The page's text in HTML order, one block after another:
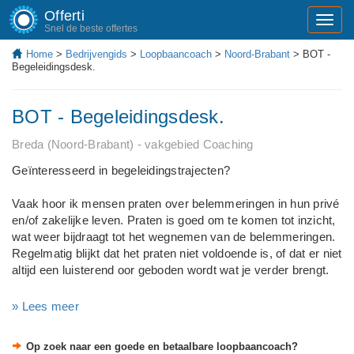
Offerti
Snel de beste offertes
Home > Bedrijvengids > Loopbaancoach > Noord-Brabant > BOT -
Begeleidingsdesk.
BOT - Begeleidingsdesk.
Breda (Noord-Brabant) - vakgebied Coaching
Geïnteresseerd in begeleidingstrajecten?
Vaak hoor ik mensen praten over belemmeringen in hun privé
en/of zakelijke leven. Praten is goed om te komen tot inzicht,
wat weer bijdraagt tot het wegnemen van de belemmeringen.
Regelmatig blijkt dat het praten niet voldoende is, of dat er niet
altijd een luisterend oor geboden wordt wat je verder brengt.
De drempel om een begeleidingsdeskundige te betrekken kan
» Lees meer
Op zoek naar een goede en betaalbare loopbaancoach?